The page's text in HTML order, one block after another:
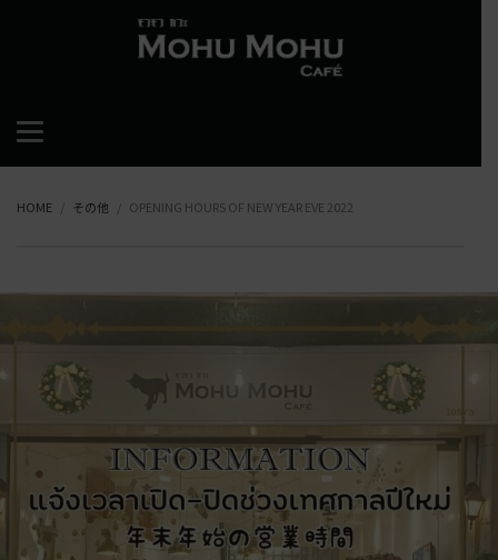
HOME その他 OPENING HOURS OF NEW YEAR EVE 2022